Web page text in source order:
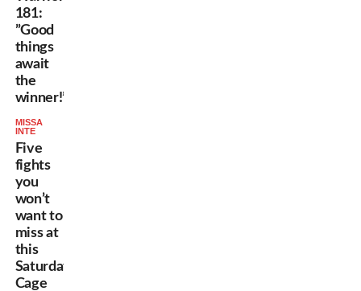
181:
”Good
things
await
the
winner!”
MISSA
INTE
Five
fights
you
won’t
want to
miss at
this
Saturday’s
Cage